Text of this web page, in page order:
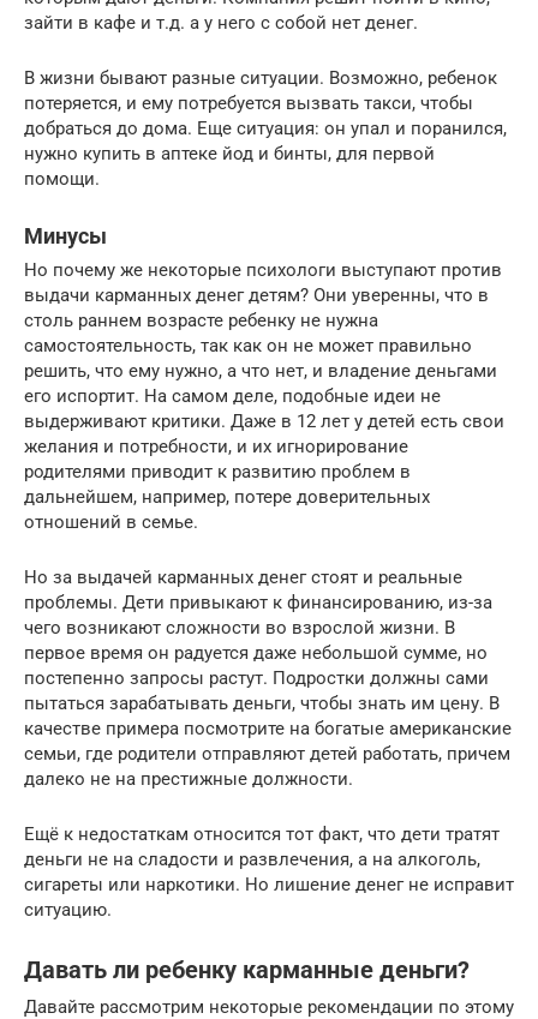
зайти в кафе и т.д. а у него с собой нет денег.
В жизни бывают разные ситуации. Возможно, ребенок
потеряется, и ему потребуется вызвать такси, чтобы
добраться до дома. Еще ситуация: он упал и поранился,
нужно купить в аптеке йод и бинты, для первой
помощи.
Минусы
Но почему же некоторые психологи выступают против
выдачи карманных денег детям? Они уверенны, что в
столь раннем возрасте ребенку не нужна
самостоятельность, так как он не может правильно
решить, что ему нужно, а что нет, и владение деньгами
его испортит. На самом деле, подобные идеи не
выдерживают критики. Даже в 12 лет у детей есть свои
желания и потребности, и их игнорирование
родителями приводит к развитию проблем в
дальнейшем, например, потере доверительных
отношений в семье.
Но за выдачей карманных денег стоят и реальные
проблемы. Дети привыкают к финансированию, из-за
чего возникают сложности во взрослой жизни. В
первое время он радуется даже небольшой сумме, но
постепенно запросы растут. Подростки должны сами
пытаться зарабатывать деньги, чтобы знать им цену. В
качестве примера посмотрите на богатые американские
семьи, где родители отправляют детей работать, причем
далеко не на престижные должности.
Ещё к недостаткам относится тот факт, что дети тратят
деньги не на сладости и развлечения, а на алкоголь,
сигареты или наркотики. Но лишение денег не исправит
ситуацию.
Давать ли ребенку карманные деньги?
Давайте рассмотрим некоторые рекомендации по этому